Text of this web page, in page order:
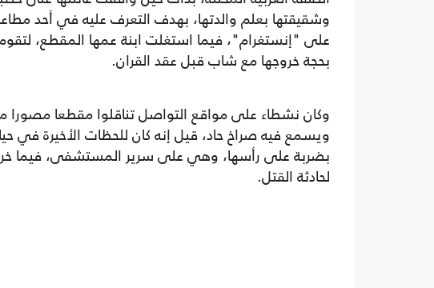
وشقيقتها بعلم والدتها، بهدف التعرف عليه في أحد
على "إنستغرام"، فيما استغلت ابنة عمها المقطع، لتقوم
بحجة خروجها مع شاب قبل عقد القران.
وكان نشطاء على مواقع التواصل تناقلوا مقطعا
ويسمع فيه صراخ حاد، قيل إنه كان للحظات الأخيرة في
بضربة على رأسها، وهي على سرير المستشفى، فيما
لحادثة القتل.